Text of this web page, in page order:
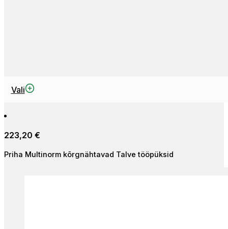
Vali
Sellel
varianti.
saab
223,20 €
Priha Multinorm kõrgnähtavad Talve tööpüksid